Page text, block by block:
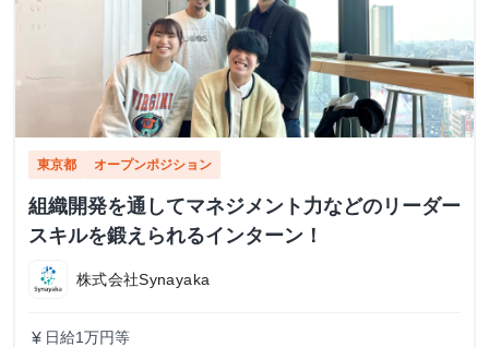
東京都 オープンポジション
組織開発を通してマネジメント力などのリーダー
スキルを鍛えられるインターン！
株式会社Synayaka
currency_yen 日給1万円等